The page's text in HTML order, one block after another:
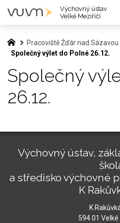
Pracoviště Žďár nad Sázavou
Společný výlet do Polné 26.12.
Společný
26.12.
Výchovný ústav,
a středisko výchovné
K
K
594 01
Výchovný ústav
Velké Meziříčí